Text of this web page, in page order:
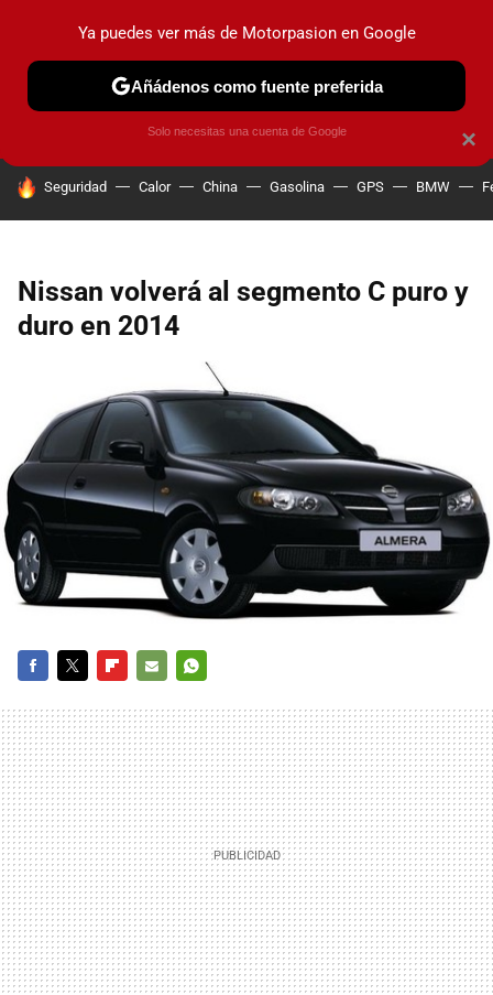
PRUEBAS COCHES ELÉCTRICOS OBSERVATORIO
HOY SE HABLA DE
Seguridad Calor China Gasolina GPS BMW
Nissan volverá al segmento C puro y
duro en 2014
MAIL
×
Ya puedes ver más de Motorpasion en Google
Añádenos como fuente preferida
Solo necesitas una cuenta de Google